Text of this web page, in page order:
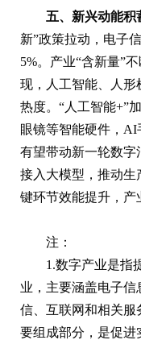
五、新兴动能积
新”政策拉动，电子
5%。产业“含新量”
现，人工智能、人形
热度。“人工智能+”
眼镜等智能硬件，AI
有望带动新一轮数字
接入大模型，推动生
键环节效能提升，产
注：
1.数字产业是指
业，主要涵盖电子信
信、互联网和相关服
要组成部分，是促进